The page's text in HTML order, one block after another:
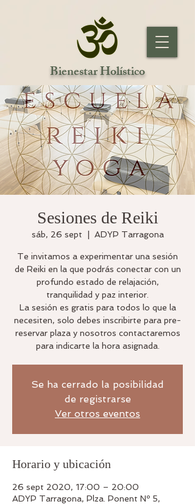
Bienestar Holístico
Sesiones de Reiki
sáb, 26 sept ADYP Tarragona
Te invitamos a experimentar una sesión
de Reiki en la que podrás conectar con un
profundo estado de relajación,
tranquilidad y paz interior.
La sesión es gratis para todos lo que la
necesiten, solo debes inscribirte para pre-
reservar plaza y nosotros contactaremos
Se ha cerrado la posibilidad
de registrarse
Ver otros eventos
Horario y ubicación
26 sept 2020, 17:00 – 20:00
ADYP Tarragona, Plza. Ponent Nº 5,